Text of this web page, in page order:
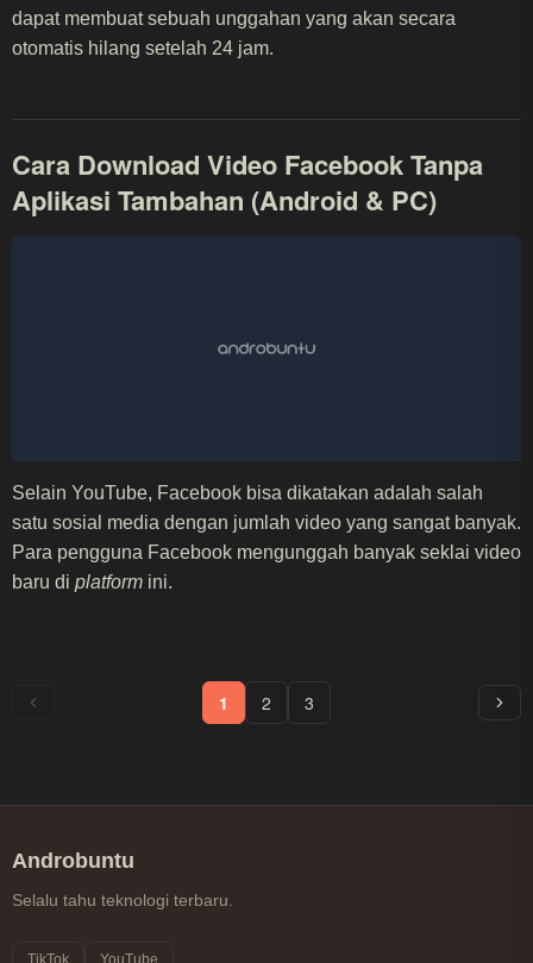
dapat membuat sebuah unggahan yang akan secara
otomatis hilang setelah 24 jam.
Cara Download Video Facebook Tanpa
Aplikasi Tambahan (Android & PC)
Selain YouTube, Facebook bisa dikatakan adalah salah
satu sosial media dengan jumlah video yang sangat banyak.
Para pengguna Facebook mengunggah banyak seklai video
baru di platform ini.
1 2 3
Androbuntu
Selalu tahu teknologi terbaru.
TikTok YouTube